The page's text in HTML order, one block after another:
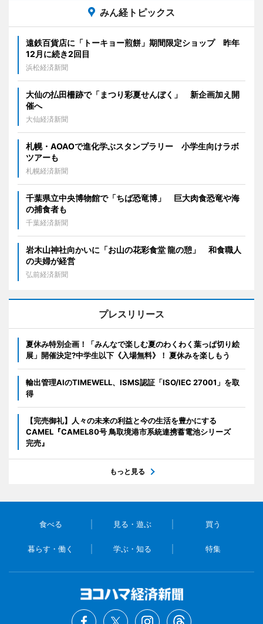
みん経トピックス
遠鉄百貨店に「トーキョー煎餅」期間限定ショップ 昨年
12月に続き2回目
浜松経済新聞
大仙の払田柵跡で「まつり彩夏せんぼく」 新企画加え開
催へ
大仙経済新聞
札幌・AOAOで進化学ぶスタンプラリー 小学生向けラボ
ツアーも
札幌経済新聞
千葉県立中央博物館で「ちば恐竜博」 巨大肉食恐竜や海
の捕食者も
千葉経済新聞
岩木山神社向かいに「お山の花彩食堂 龍の憩」 和食職人
の夫婦が経営
弘前経済新聞
プレスリリース
夏休み特別企画！「みんなで楽しむ夏のわくわく葉っぱ切り絵
展」開催決定?中学生以下《入場無料》！ 夏休みを楽しもう
輸出管理AIのTIMEWELL、ISMS認証「ISO/IEC 27001」を取
得
【完売御礼】人々の未来の利益と今の生活を豊かにする
CAMEL『CAMEL80号 鳥取境港市系統連携蓄電池シリーズ
完売』
もっと見る
食べる 見る・遊ぶ 買う
暮らす・働く 学ぶ・知る 特集